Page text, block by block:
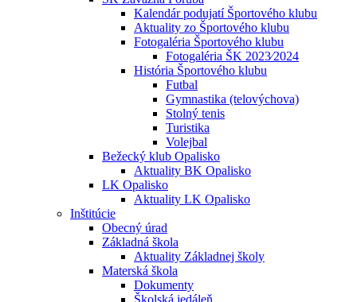
Kalendár podujatí Športového klubu
Aktuality zo Športového klubu
Fotogaléria Športového klubu
Fotogaléria ŠK 2023⁄2024
História Športového klubu
Futbal
Gymnastika (telovýchova)
Stolný tenis
Turistika
Volejbal
Bežecký klub Opalisko
Aktuality BK Opalisko
LK Opalisko
Aktuality LK Opalisko
Inštitúcie
Obecný úrad
Základná škola
Aktuality Základnej školy
Materská škola
Dokumenty
Školská jedáleň